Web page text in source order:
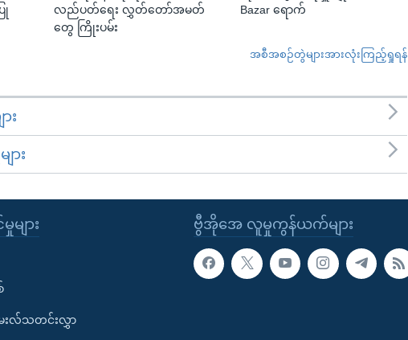
လည်ပတ်ရေး လွှတ်တော်အမတ်
တွေ ကြိုးပမ်း
Bazar ရောက်
အစီအစဉ်တွဲများအားလုံးကြည့်ရှုရန်
း
ား
ဗွီအိုအေ လူမှုကွန်ယက်များ
များ
းလ်သတင်းလွှာ